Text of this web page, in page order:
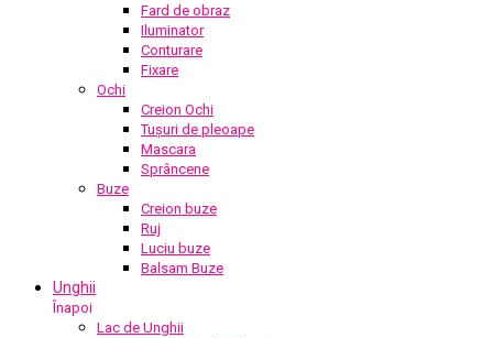
Fard de obraz
Iluminator
Conturare
Fixare
Ochi
Creion Ochi
Tușuri de pleoape
Mascara
Sprâncene
Buze
Creion buze
Ruj
Luciu buze
Balsam Buze
Unghii
Înapoi
Lac de Unghii